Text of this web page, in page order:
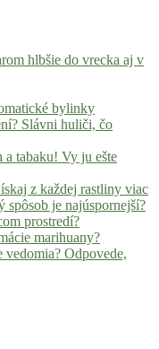
hlbšie do vrecka aj v
bylinky
Slávni huliči, čo
tabaku! Vy ju ešte
z každej rastliny viac
je najúspornejší?
prostredí?
marihuany?
vedomia? Odpovede,